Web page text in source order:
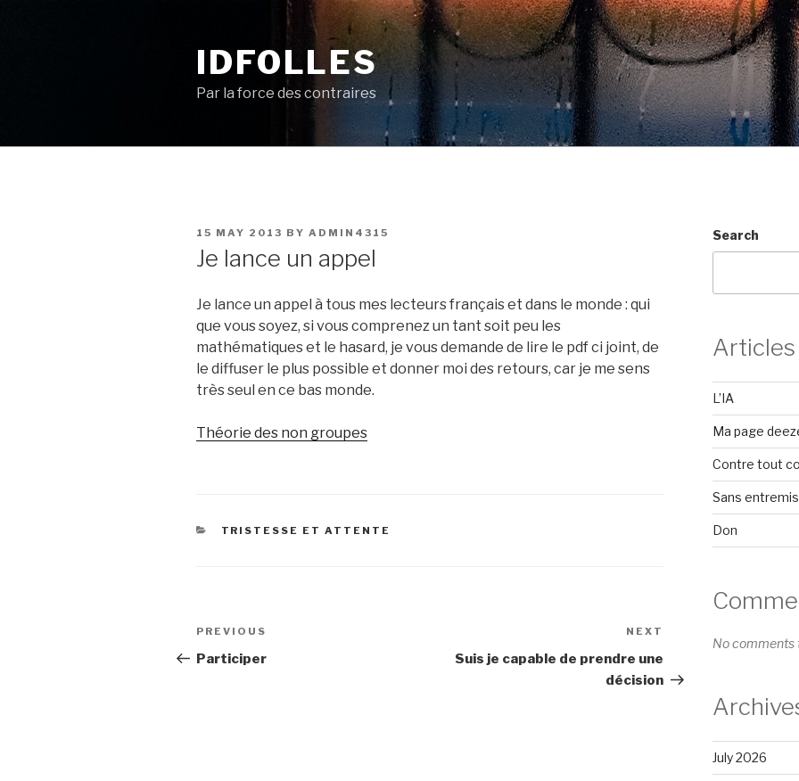
IDFOLLES
Par la force des contraires
POSTED
15 MAY 2013 BY ADMIN4315
Je lance un appel
Je lance un appel à tous mes lecteurs français et dans le monde : qui
que vous soyez, si vous comprenez un tant soit peu les
mathématiques et le hasard, je vous demande de lire le pdf ci joint, de
le diffuser le plus possible et donner moi des retours, car je me sens
très seul en ce bas monde.
Théorie des non groupes
CATEGORIES
TRISTESSE ET ATTENTE
Post
navigation
Previous
Post
PREVIOUS
Participer
NEXT
Suis je capable de prendre une
décision
Search
L’IA
Ma page
Contre tout
Sans
Don
No comments
July 2026